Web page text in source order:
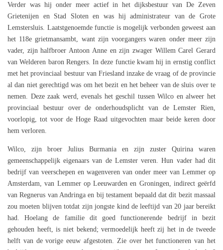
Verder was hij onder meer actief in het dijksbestuur van De Zeven
Grietenijen en Stad Sloten en was hij administrateur van de Grote
Lemstersluis. Laatstgenoemde functie is mogelijk verbonden geweest aan
het 118e grietmansambt, want zijn voorgangers waren onder meer zijn
vader, zijn halfbroer Antoon Anne en zijn zwager Willem Carel Gerard
van Welderen baron Rengers. In deze functie kwam hij in ernstig conflict
met het provinciaal bestuur van Friesland inzake de vraag of de provincie
al dan niet gerechtigd was om het bezit en het beheer van de sluis over te
nemen. Deze zaak werd, evenals het geschil tussen Wilco en alweer het
provinciaal bestuur over de onderhoudsplicht van de Lemster Rien,
voorlopig, tot voor de Hoge Raad uitgevochten maar beide keren door
hem verloren.
Wilco, zijn broer Julius Burmania en zijn zuster Quirina waren
gemeenschappelijk eigenaars van de Lemster veren. Hun vader had dit
bedrijf van veerschepen en wagenveren van onder meer van Lemmer op
Amsterdam, van Lemmer op Leeuwarden en Groningen, indirect geërfd
van Regnerus van Andringa en bij testament bepaald dat dit bezit massaal
zou moeten blijven totdat zijn jongste kind de leeftijd van 20 jaar bereikt
had. Hoelang de familie dit goed functionerende bedrijf in bezit
gehouden heeft, is niet bekend; vermoedelijk heeft zij het in de tweede
helft van de vorige eeuw afgestoten. Zie over het functioneren van het